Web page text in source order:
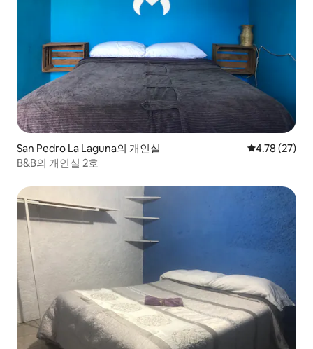
San Pedro La Laguna의 개인실 평점 4.78점
4.78 (27)
B&B의 개인실 2호